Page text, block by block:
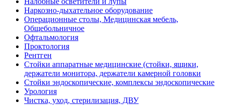
Наркозно-дыхательное оборудование
Операционные столы, Медицинская мебель,
Общебольничное
Офтальмология
Проктология
Рентген
Стойки аппаратные медицинские (стойки, ящики,
держатели монитора, держатели камерной головки
Стойки эндоскопические, комплексы эндоскопические
Урология
Чистка, уход, стерилизация, ДВУ